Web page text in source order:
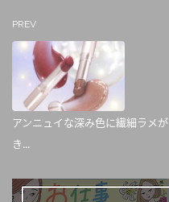
PREV
アンニュイな深み色に繊細ラメが
き...